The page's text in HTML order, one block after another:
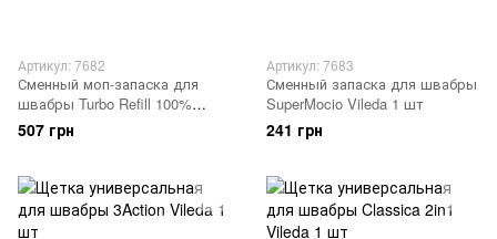
Артикул: 7682
Сменный моп-запаска для
швабры Turbo Refill 100%
Microfibre Vileda 1 шт
507 грн
Артикул: 7683
Сменный запаска для швабры
SuperMocio Vileda 1 шт
241 грн